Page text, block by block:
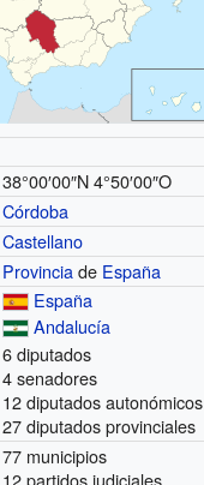
38°00′00″N 4°50′00″O
Córdoba
Castellano
Provinciade España
España
Andalucía
6 diputados
4 senadores
12 diputados autonómicos
27 diputados provinciales
77 municipios
12 partidos judiciales